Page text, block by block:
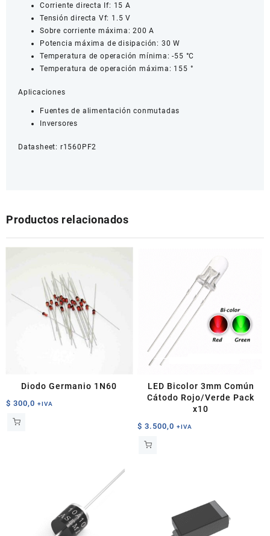
Corriente directa If: 15 A
Tensión directa Vf: 1.5 V
Sobre corriente máxima: 200 A
Potencia máxima de disipación: 30 W
Temperatura de operación mínima: -55 °C
Temperatura de operación máxima: 155 °
Aplicaciones
Fuentes de alimentación conmutadas
Inversores
Datasheet: r1560PF2
Productos relacionados
Diodo Germanio 1N60
$ 300,0 +IVA
LED Bicolor 3mm Común
Cátodo Rojo/Verde Pack
x10
$ 3.500,0 +IVA